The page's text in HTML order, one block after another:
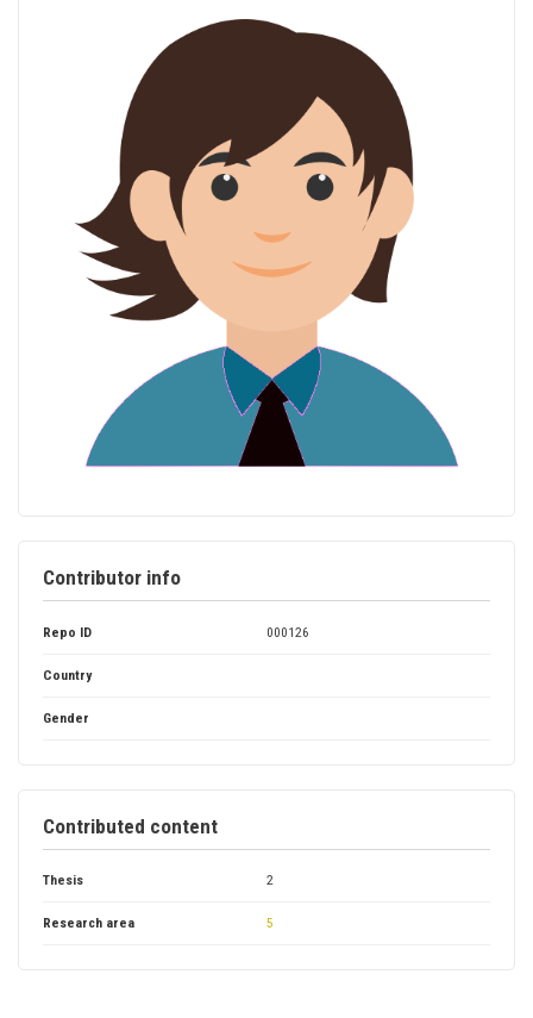
Contributor info
Repo ID 000126
Country
Gender
Contributed content
Thesis 2
Research area 5